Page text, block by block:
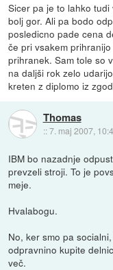
Sicer pa je to lahko
bolj gor. Ali pa bodo
posledicno pade cena
če pri vsakem
prihranek. Sam tole so
na daljši rok zelo
kreten z diplomo iz
Thomas
::7. maj 2007,
IBM bo nazadnje
prevzeli stroji. To je
meje.
Hvalabogu.
No, ker smo pa
odpravnino kupite
več.